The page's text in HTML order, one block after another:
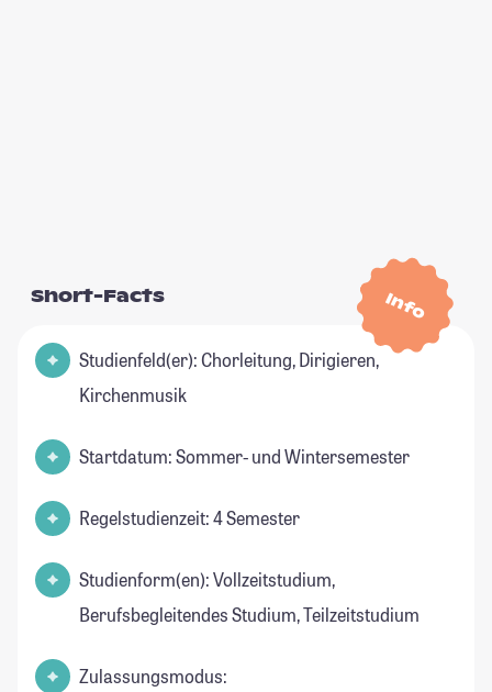
Info
Short-Facts
Studienfeld(er): Chorleitung, Dirigieren,
Kirchenmusik
Startdatum: Sommer- und Wintersemester
Regelstudienzeit: 4 Semester
Studienform(en): Vollzeitstudium,
Berufsbegleitendes Studium, Teilzeitstudium
Zulassungsmodus: